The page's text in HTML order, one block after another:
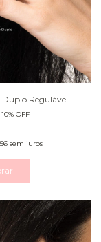
Regulável
10% OFF
sem juros